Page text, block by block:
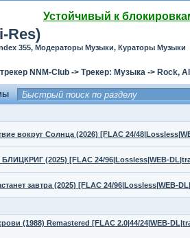
Устойчивый к
Res)
355, Модераторы Музыки, Кураторы Музыки
NNM-Club -> Трекер: Музыка -> Rock,
вокруг Солнца (2026) [FLAC 24/
БЛИЦКРИГ (2025) [FLAC 24/96|Lossless|WEB-
завтра (2025) [FLAC 24/96|Lossless|WEB-
(1988) Remastered [FLAC 2.0|44/24|WEB-